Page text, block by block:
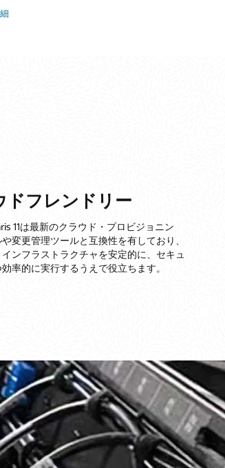
ドフレンドリー
11は最新のクラウド・プロビジョニン
変更管理ツールと互換性を有しており、
ンフラストラクチャを安定的に、セキュ
率的に実行するうえで役立ちます。